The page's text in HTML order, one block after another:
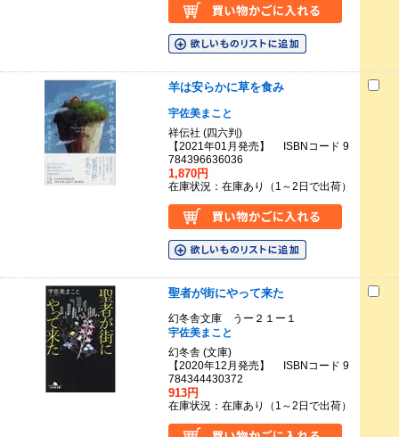
羊は安らかに草を食み
宇佐美まこと
祥伝社 (四六判)
【2021年01月発売】 ISBNコード 9
784396636036
1,870円
在庫状況：在庫あり（1～2日で出荷）
聖者が街にやって来た
幻冬舎文庫 うー２１ー１
宇佐美まこと
幻冬舎 (文庫)
【2020年12月発売】 ISBNコード 9
784344430372
913円
在庫状況：在庫あり（1～2日で出荷）